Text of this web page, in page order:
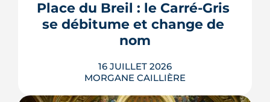
livraison, ces aménagements
s'encadrent par un contrat spécifique
Place du Breil : le Carré-Gris
se débitume et change de
nom
16 JUILLET 2026
MORGANE CAILLIÈRE